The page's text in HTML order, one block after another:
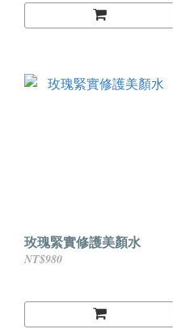
玫瑰緊實修護美顏水
NT$980